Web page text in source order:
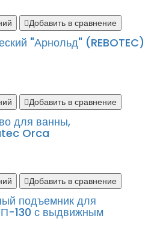
Добавить в сравнение
"Арнольд" (REBOTEC)
Добавить в сравнение
для ванны,
Orca
Добавить в сравнение
подъемник для
130 с выдвижным